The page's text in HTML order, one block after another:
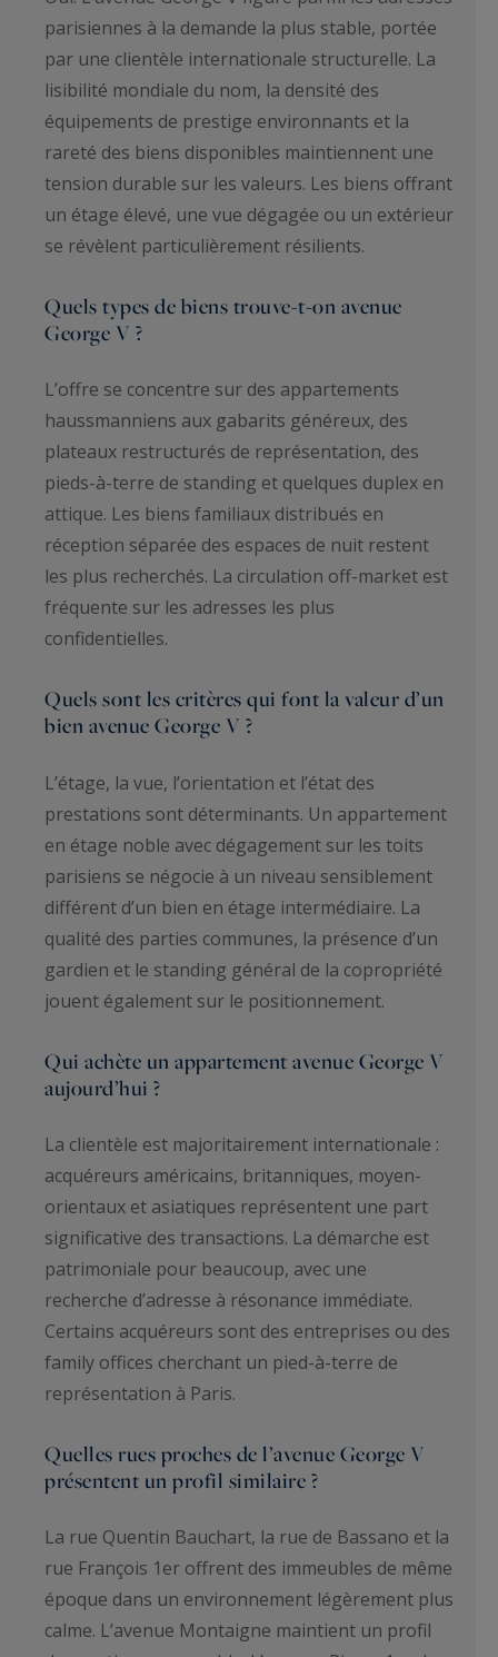
parisiennes à la demande la plus stable, portée
par une clientèle internationale structurelle. La
lisibilité mondiale du nom, la densité des
équipements de prestige environnants et la
rareté des biens disponibles maintiennent une
tension durable sur les valeurs. Les biens offrant
un étage élevé, une vue dégagée ou un extérieur
se révèlent particulièrement résilients.
Quels types de biens trouve-t-on avenue
George V ?
L’offre se concentre sur des appartements
haussmanniens aux gabarits généreux, des
plateaux restructurés de représentation, des
pieds-à-terre de standing et quelques duplex en
attique. Les biens familiaux distribués en
réception séparée des espaces de nuit restent
les plus recherchés. La circulation off-market est
fréquente sur les adresses les plus
confidentielles.
Quels sont les critères qui font la valeur d’un
bien avenue George V ?
L’étage, la vue, l’orientation et l’état des
prestations sont déterminants. Un appartement
en étage noble avec dégagement sur les toits
parisiens se négocie à un niveau sensiblement
différent d’un bien en étage intermédiaire. La
qualité des parties communes, la présence d’un
gardien et le standing général de la copropriété
jouent également sur le positionnement.
Qui achète un appartement avenue George V
aujourd’hui ?
La clientèle est majoritairement internationale :
acquéreurs américains, britanniques, moyen-
orientaux et asiatiques représentent une part
significative des transactions. La démarche est
patrimoniale pour beaucoup, avec une
recherche d’adresse à résonance immédiate.
Certains acquéreurs sont des entreprises ou des
family offices cherchant un pied-à-terre de
représentation à Paris.
Quelles rues proches de l’avenue George V
présentent un profil similaire ?
La rue Quentin Bauchart, la rue de Bassano et la
rue François 1er offrent des immeubles de même
époque dans un environnement légèrement plus
calme. L’avenue Montaigne maintient un profil